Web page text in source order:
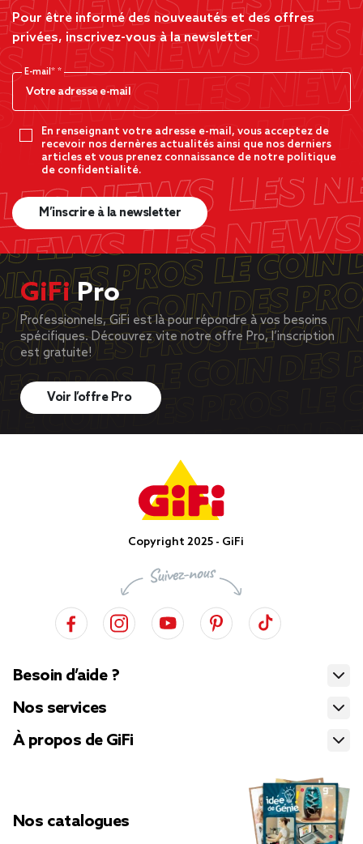
Pour être informé des nouveautés et des offres
privées, inscrivez-vous à la newsletter
E-mail*
En renseignant votre adresse e-mail, vous acceptez de
recevoir nos dernères actualités ainsi que nos derniers
articles et vous prenez connaissance de notre politique
de confidentialité.
M’inscrire à la newsletter
GiFiPro
Professionnels, GiFi est là pour répondre à vos besoins
spécifiques. Découvrez vite notre offre Pro, l’inscription
est gratuite!
Voir l’offre Pro
Copyright 2025 - GiFi
Besoin d’aide ?
Nos services
À propos de GiFi
Nos catalogues